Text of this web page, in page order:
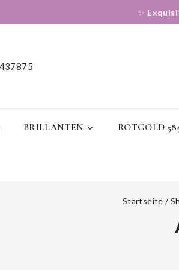
✨
BRILLANTEN ROTGOLD
Startseite /